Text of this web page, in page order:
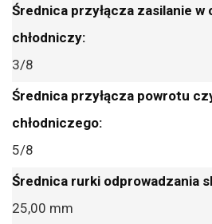
3/8
5/8
25,00 mm